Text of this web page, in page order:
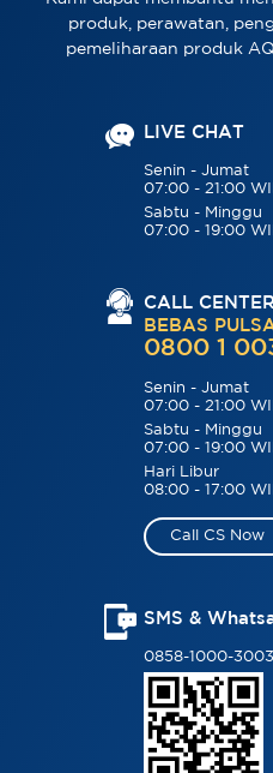
produk, perawatan,
pemeliharaan produk
LIVE CHAT
Senin - Jumat
07:00 - 21:00
Sabtu - Minggu
07:00 - 19:00
CALL CENTER
BEBAS
0800 1
Senin - Jumat
07:00 - 21:00
Sabtu - Minggu
07:00 - 19:00
Hari Libur
08:00 - 17:00
Call CS Now
SMS &
0858-1000-3003